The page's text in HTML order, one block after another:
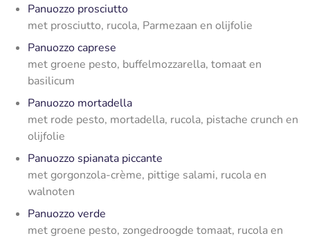
Panuozzo prosciutto
met prosciutto, rucola, Parmezaan en olijfolie
Panuozzo caprese
met groene pesto, buffelmozzarella, tomaat en
basilicum
Panuozzo mortadella
met rode pesto, mortadella, rucola, pistache crunch en
olijfolie
Panuozzo spianata piccante
met gorgonzola-crème, pittige salami, rucola en
walnoten
Panuozzo verde
met groene pesto, zongedroogde tomaat, rucola en